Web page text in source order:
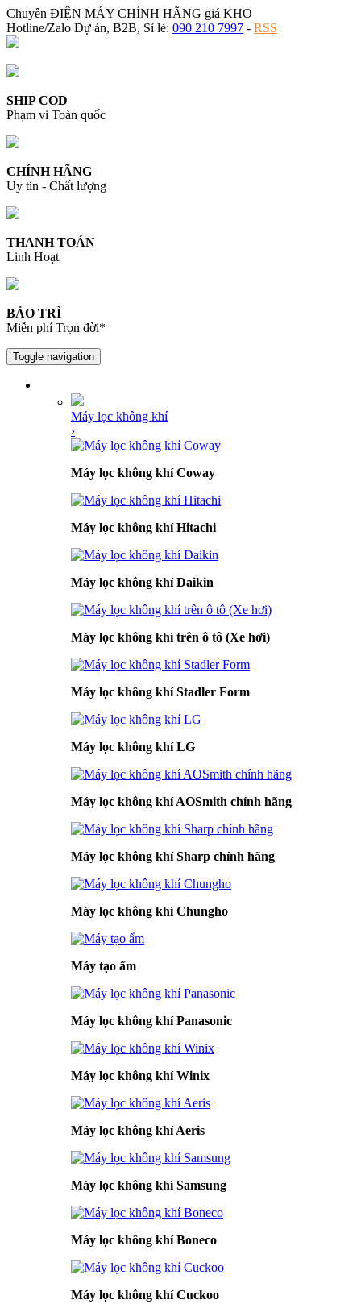
Chuyên ĐIỆN MÁY CHÍNH HÃNG giá KHO
Hotline/Zalo Dự án, B2B, Sỉ lẻ: 090 210 7997 - RSS
SHIP COD
Phạm vi Toàn quốc
CHÍNH HÃNG
Uy tín - Chất lượng
THANH TOÁN
Linh Hoạt
BẢO TRÌ
Miễn phí Trọn đời*
Toggle navigation
Máy lọc không khí
›
Máy lọc không khí Coway
Máy lọc không khí Hitachi
Máy lọc không khí Daikin
Máy lọc không khí trên ô tô (Xe hơi)
Máy lọc không khí Stadler Form
Máy lọc không khí LG
Máy lọc không khí AOSmith chính hãng
Máy lọc không khí Sharp chính hãng
Máy lọc không khí Chungho
Máy tạo ẩm
Máy lọc không khí Panasonic
Máy lọc không khí Winix
Máy lọc không khí Aeris
Máy lọc không khí Samsung
Máy lọc không khí Boneco
Máy lọc không khí Cuckoo